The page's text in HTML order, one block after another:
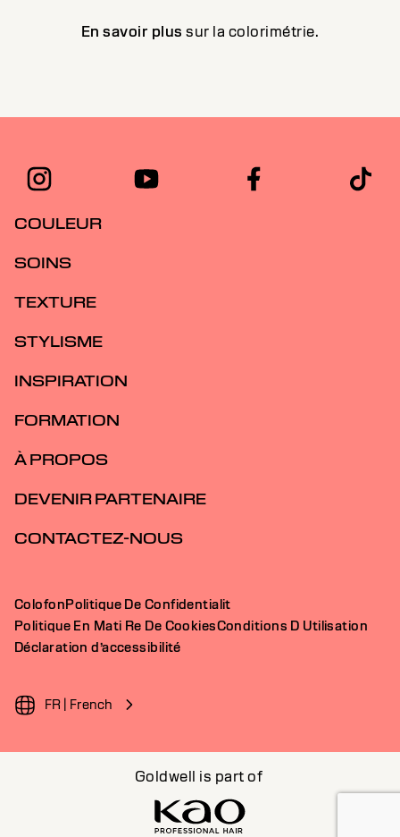
En savoir plus sur la colorimétrie.
COULEUR
SOINS
TEXTURE
STYLISME
INSPIRATION
FORMATION
À PROPOS
DEVENIR PARTENAIRE
CONTACTEZ-NOUS
ColofonPolitique De Confidentialit
Politique En Mati Re De CookiesConditions D Utilisation
Déclaration d’accessibilité
FR | French
Goldwell is part of